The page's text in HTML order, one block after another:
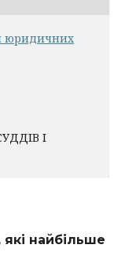
юридичних
І
які найбільше